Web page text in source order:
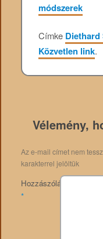
módszerek
Címke Diethard
Közvetlen link.
Vélemény,
Az e-mail címet nem
karakterrel jelöltük
Hozzászólás
*